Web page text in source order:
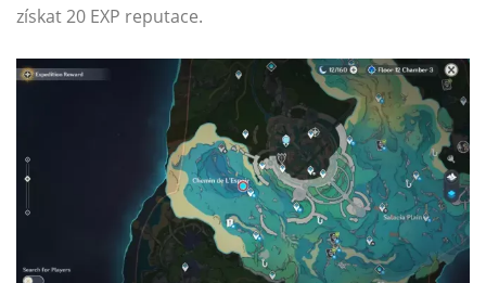
získat 20 EXP reputace.